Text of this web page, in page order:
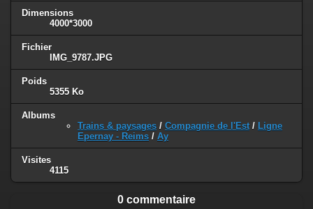
Dimensions
4000*3000
Fichier
IMG_9787.JPG
Poids
5355 Ko
Albums
Trains & paysages / Compagnie de l'Est / Ligne
Epernay - Reims / Ay
Visites
4115
0 commentaire